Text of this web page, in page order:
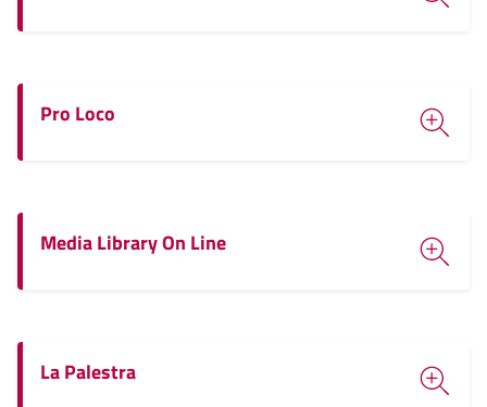
Pro Loco
Media Library On Line
La Palestra